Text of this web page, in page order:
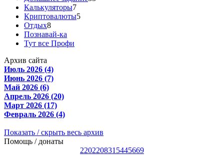
Калькуляторы7
Криптовалюты5
Отдых8
Познавай-ка
Тут все Профи
Архив сайта
Июль 2026 (4)
Июнь 2026 (7)
Май 2026 (6)
Апрель 2026 (20)
Март 2026 (17)
Февраль 2026 (4)
Показать / скрыть весь архив
Помощь / донаты
2202208315445669